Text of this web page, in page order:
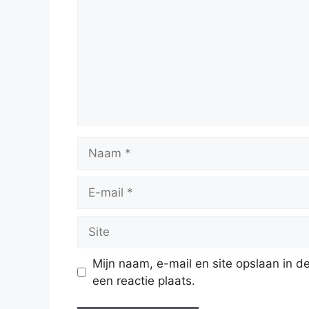
mail
Mijn naam, e-mail en site opslaan in
een reactie plaats.